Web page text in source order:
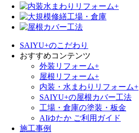
SAIYU+のこだわり
おすすめコンテンツ
外装リフォーム+
屋根リフォーム+
内装・水まわりリフォーム+
SAIYU+の屋根カバー工法
工場・倉庫の塗装・板金
AIゆたか ご利用ガイド
施工事例